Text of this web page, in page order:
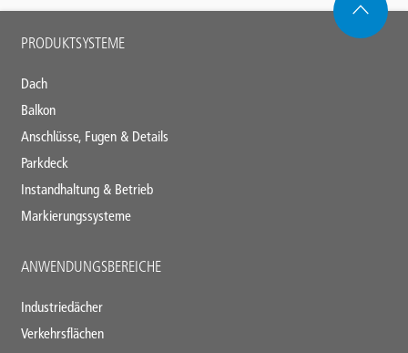
Main
PRODUKTSYSTEME
Dach
Balkon
Anschlüsse, Fugen & Details
Parkdeck
Instandhaltung & Betrieb
Markierungssysteme
ANWENDUNGSBEREICHE
Industriedächer
Verkehrsflächen